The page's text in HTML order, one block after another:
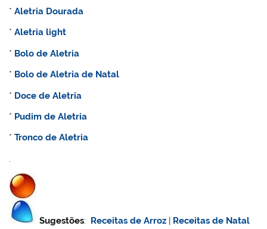
*Aletria Dourada
*Aletria light
* Bolo deAletria
* Bolo deAletria de Natal
* Doce deAletria
* Pudim deAletria
*Tronco deAletria
.
Sugestões: Receitas de Arroz | Receitas de Natal